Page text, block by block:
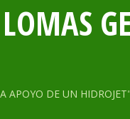
APOYO DE UN HIDROJET"